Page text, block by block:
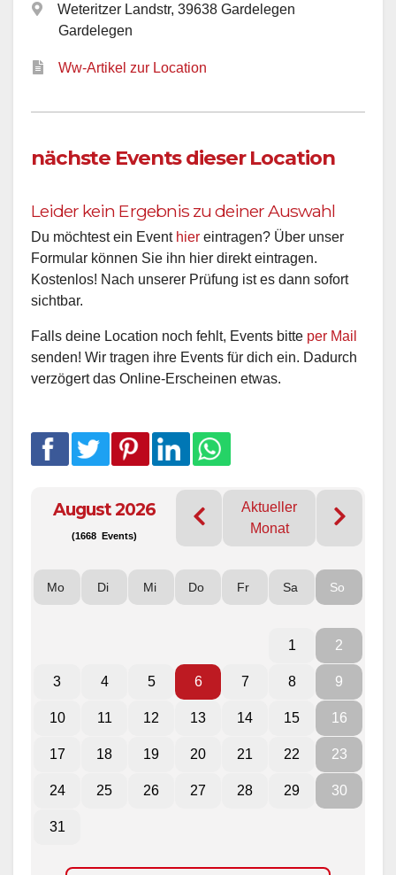
Weteritzer Landstr, 39638 Gardelegen
Gardelegen
Ww-Artikel zur Location
nächste Events dieser Location
Leider kein Ergebnis zu deiner Auswahl
Du möchtest ein Event hier eintragen? Über unser
Formular können Sie ihn hier direkt eintragen.
Kostenlos! Nach unserer Prüfung ist es dann sofort
sichtbar.
Falls deine Location noch fehlt, Events bitte per Mail
senden! Wir tragen ihre Events für dich ein. Dadurch
verzögert das Online-Erscheinen etwas.
August 2026
(1668 Events)
Aktueller
Monat
Mo Di Mi Do Fr Sa So
1 2
3 4 5 6 7 8 9
10 11 12 13 14 15 16
17 18 19 20 21 22 23
24 25 26 27 28 29 30
31